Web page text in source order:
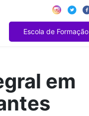
Escola de Formação
em